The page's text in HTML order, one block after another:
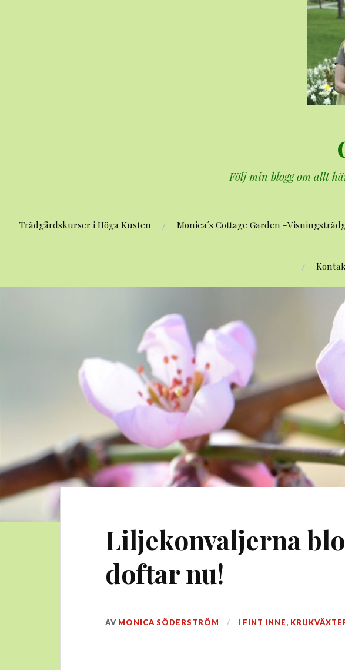
Följ min blogg om allt
Trädgårdskurser i Höga Kusten Monica´s Cottage Garden -
Liljekonvaljerna
doftar nu!
DEN
AV MONICA SÖDERSTRÖM I FINT INNE,